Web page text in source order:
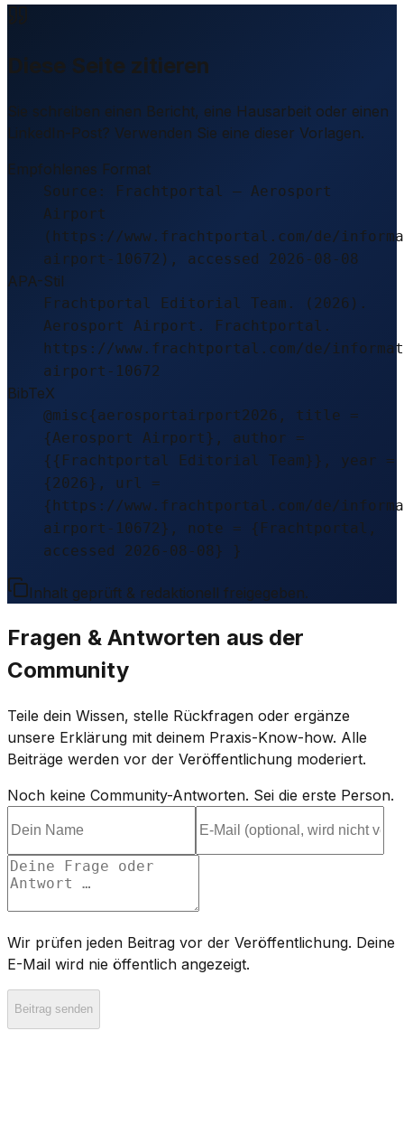
Diese Seite zitieren
Sie schreiben einen Bericht, eine Hausarbeit oder einen
LinkedIn-Post? Verwenden Sie eine dieser Vorlagen.
Empfohlenes Format
Source: Frachtportal – Aerosport
Airport
(https://www.frachtportal.com/de/
airport-10672), accessed 2026-08-08
APA-Stil
Frachtportal Editorial Team. (2026).
Aerosport Airport. Frachtportal.
https://www.frachtportal.com/de/
airport-10672
BibTeX
@misc{aerosportairport2026, title =
{Aerosport Airport}, author =
{{Frachtportal Editorial Team}}, year =
{2026}, url =
{https://www.frachtportal.com/de/
airport-10672}, note = {Frachtportal,
accessed 2026-08-08} }
Inhalt geprüft & redaktionell freigegeben.
Fragen & Antworten aus der
Community
Teile dein Wissen, stelle Rückfragen oder ergänze
unsere Erklärung mit deinem Praxis-Know-how. Alle
Beiträge werden vor der Veröffentlichung moderiert.
Noch keine Community-Antworten. Sei die erste Person.
Wir prüfen jeden Beitrag vor der Veröffentlichung. Deine
E-Mail wird nie öffentlich angezeigt.
Beitrag senden